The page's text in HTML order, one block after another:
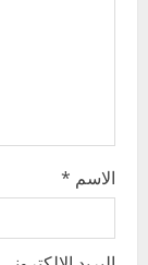
الاسم *